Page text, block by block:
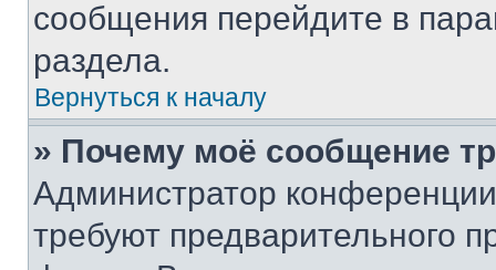
сообщения перейдите в
раздела.
Вернуться к началу
» Почему моё сообщение
Администратор
требуют предварительного